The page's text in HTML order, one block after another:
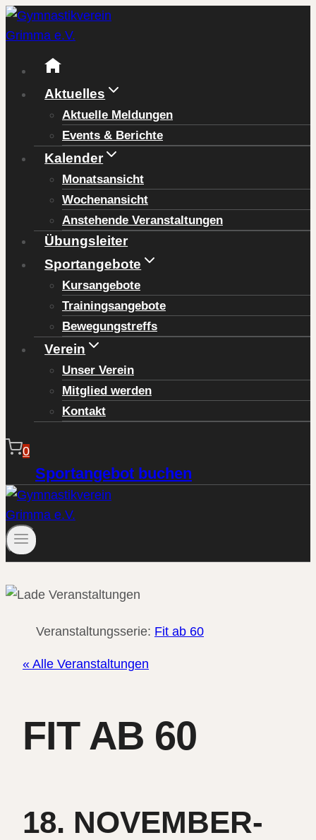
Zum
Inhalt
springen
Aktuelles
Aktuelle Meldungen
Events & Berichte
Kalender
Monatsansicht
Wochenansicht
Anstehende Veranstaltungen
Übungsleiter
Sportangebote
Kursangebote
Trainingsangebote
Bewegungstreffs
Verein
Unser Verein
Mitglied werden
Kontakt
0
Sportangebot buchen
Veranstaltungsserie: Fit ab 60
« Alle Veranstaltungen
FIT AB 60
18. NOVEMBER-